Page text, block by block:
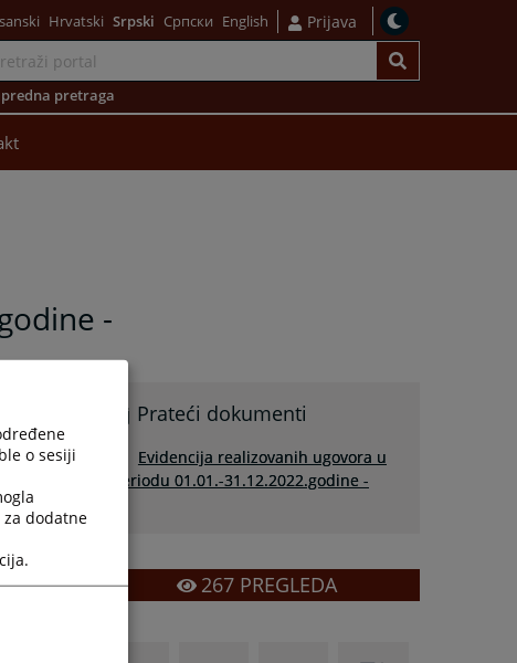
Hrvatski Srpski Српски English Prijava
pretraga
-
Prateći dokumenti
Evidencija realizovanih ugovora u
periodu 01.01.-31.12.2022.godine -
267PREGLEDA
o sesiji
dodatne